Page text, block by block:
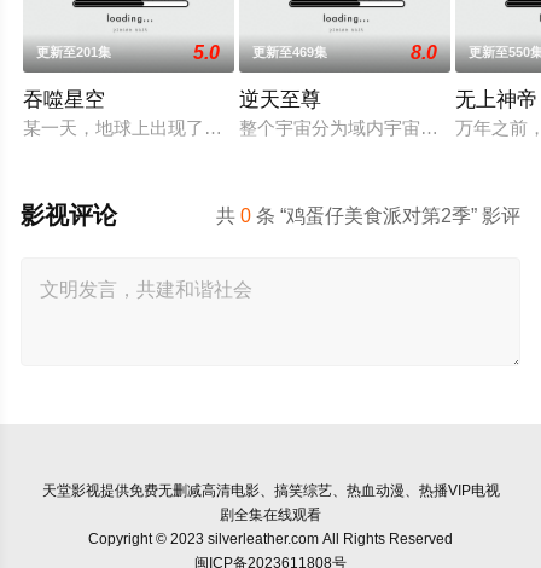
更新至201集 5.0
吞噬星空
某一天，地球上出现了不明来由的RR病毒，将世界卷入灾难之
更新至469集 8.0
逆天至尊
整个宇宙分为域内宇宙和域外宇宙，
更新至550
无上神帝
万年之前
共0 条 “鸡蛋仔美食派对第2季” 影评
影视评论
天堂影视提供免费无删减高清电影、搞笑综艺、热血动漫、热播VIP电视
剧全集在线观看
Copyright © 2023 silverleather.com All Rights Reserved
闽ICP备2023611808号